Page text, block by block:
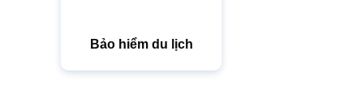
Bảo hiểm du lịch